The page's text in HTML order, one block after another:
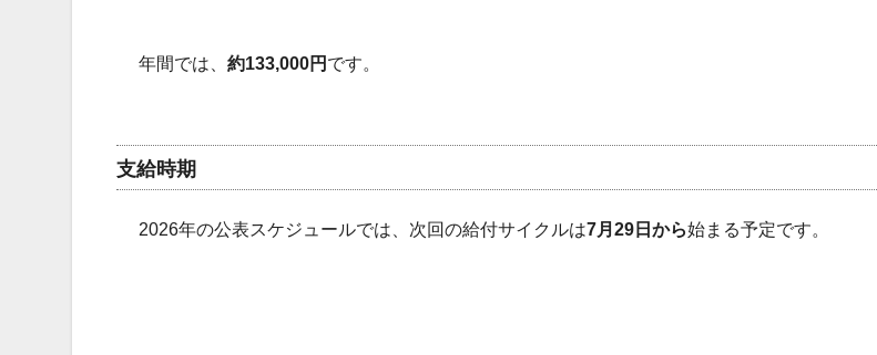
年間では、 約133,000円 です。
支給時期
2026年の公表スケジュールでは、次回の給付サイクルは7月29日から始まる予定です。